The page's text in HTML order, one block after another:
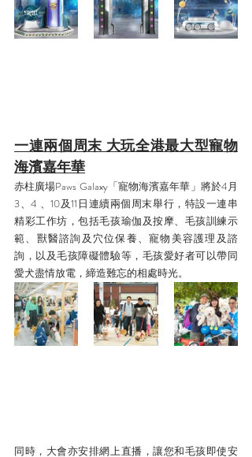
一連兩個周末 大玩全港最大型寵物
海濱嘉年華
赤柱廣場Paws Galaxy「寵物海濱嘉年華」將於4月
3、4 、10及11日連續兩個周末舉行，特設一連串
精彩工作坊，包括毛孩瑜伽及按摩、毛孩訓練示
範、獸醫諮詢及穴位保養、寵物美容護理及諮
詢，以及毛孩障礙體驗等，毛孩愛好者可以帶同
愛犬盡情放電，締造難忘的相處時光。
同時，大會亦安排網上直播，讓您和毛孩即使安